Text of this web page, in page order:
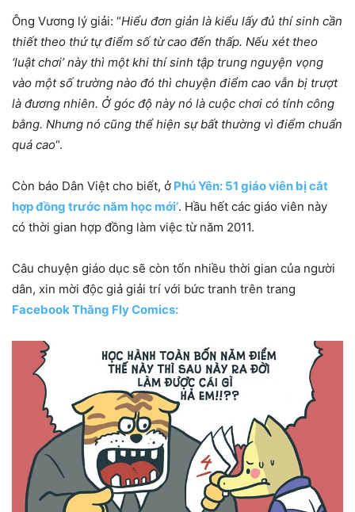
Ông Vương lý giải: “Hiểu đơn giản là kiểu lấy đủ thí sinh cần
thiết theo thứ tự điểm số từ cao đến thấp. Nếu xét theo
‘luật chơi’ này thì một khi thí sinh tập trung nguyện vọng
vào một số trường nào đó thì chuyện điểm cao vẫn bị trượt
là đương nhiên. Ở góc độ này nó là cuộc chơi có tính công
bằng. Nhưng nó cũng thể hiện sự bất thường vì điểm chuẩn
quá cao“.
Còn báo Dân Việt cho biết, ở Phú Yên: 51 giáo viên bị cắt
hợp đồng trước năm học mới’. Hầu hết các giáo viên này
có thời gian hợp đồng làm việc từ năm 2011.
Câu chuyện giáo dục sẽ còn tốn nhiều thời gian của người
dân, xin mời độc giả giải trí với bức tranh trên trang
Facebook Thăng Fly Comics: